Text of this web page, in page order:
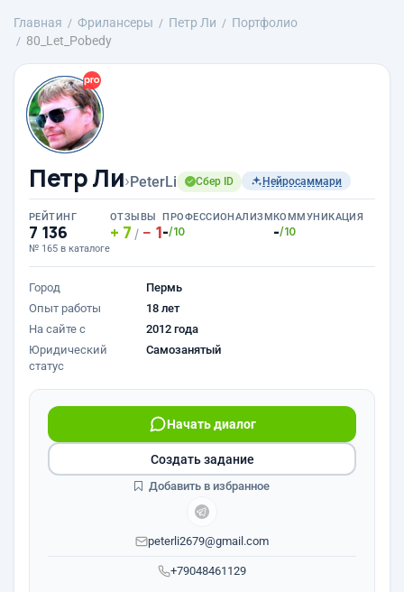
Главная Фрилансеры Петр Ли
Портфолио
80_Let_Pobedy
Петр Ли›PeterLi Сбер ID Нейросаммари
РЕЙТИНГ
7 136
№ 165 в каталоге
ОТЗЫВЫ
7 / 1
ПРОФЕССИОНАЛИЗМ
-/10
КОММУНИКАЦИЯ
-/10
Город
Пермь
Опыт работы
18 лет
На сайте с
2012 года
Юридический
статус
Самозанятый
+79048461129
Начать диалог
peterli2679@gmail.com
Создать задание
Добавить в избранное